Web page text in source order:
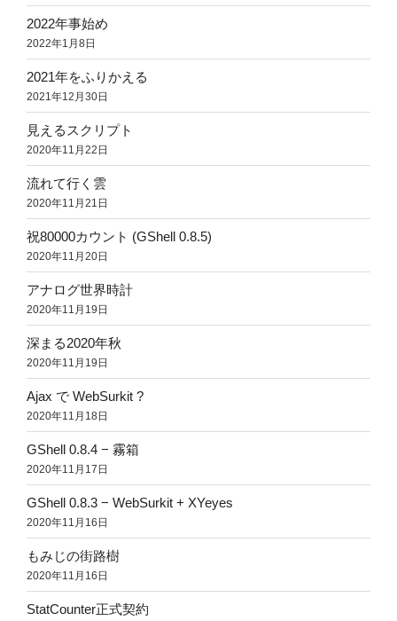
2022年事始め
2022年1月8日
2021年をふりかえる
2021年12月30日
見えるスクリプト
2020年11月22日
流れて行く雲
2020年11月21日
祝80000カウント (GShell 0.8.5)
2020年11月20日
アナログ世界時計
2020年11月19日
深まる2020年秋
2020年11月19日
Ajax で WebSurkit ?
2020年11月18日
GShell 0.8.4 − 霧箱
2020年11月17日
GShell 0.8.3 − WebSurkit + XYeyes
2020年11月16日
もみじの街路樹
2020年11月16日
StatCounter正式契約